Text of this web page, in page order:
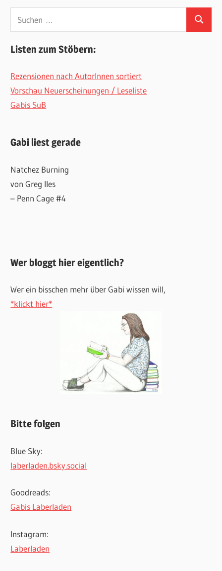
Suchen
Listen zum Stöbern:
Rezensionen nach AutorInnen sortiert
Vorschau Neuerscheinungen / Leseliste
Gabis SuB
Gabi liest gerade
Natchez Burning
von Greg Iles
– Penn Cage #4
Wer bloggt hier eigentlich?
Wer ein bisschen mehr über Gabi wissen will,
*klickt hier*
Bitte folgen
Blue Sky:
laberladen.bsky.social
Goodreads:
Gabis Laberladen
Instagram:
Laberladen